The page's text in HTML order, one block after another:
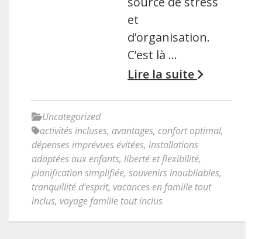
et
d’organisation.
C’est là …
Lire la suite
Uncategorized
activités incluses, avantages, confort optimal,
dépenses imprévues évitées, installations
adaptées aux enfants, liberté et flexibilité,
planification simplifiée, souvenirs inoubliables,
tranquillité d'esprit, vacances en famille tout
inclus, voyage famille tout inclus